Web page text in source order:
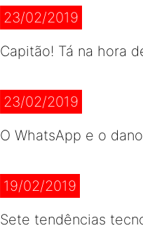
23/02/2019
Capitão! Tá na hora
23/02/2019
O WhatsApp e o
19/02/2019
Sete tendências